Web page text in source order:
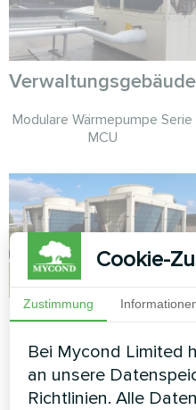
Verwaltungsgebäude
Modulare Wärmepumpe Serie
MCU
Produktionsanlage
mit Mycond Modular
Wärmepumpe
STANDARD MCU
Cookie-
Zustimmung
Bei Mycond Limited
an unsere
Richtlinien. Alle